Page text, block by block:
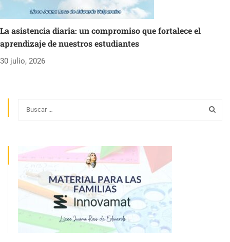
La asistencia diaria: un compromiso que fortalece el
aprendizaje de nuestros estudiantes
30 julio, 2026